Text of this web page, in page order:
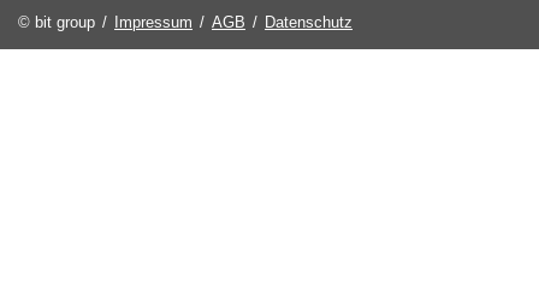
© bit group / Impressum / AGB / Datenschutz